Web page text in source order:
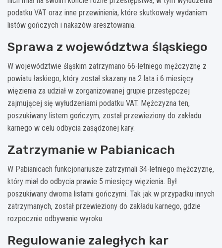
podatku VAT oraz inne przewinienia, które skutkowały wydaniem
listów gończych i nakazów aresztowania.
Sprawa z województwa śląskiego
W województwie śląskim zatrzymano 66-letniego mężczyznę z
powiatu łaskiego, który został skazany na 2 lata i 6 miesięcy
więzienia za udział w zorganizowanej grupie przestępczej
zajmującej się wyłudzeniami podatku VAT. Mężczyzna ten,
poszukiwany listem gończym, został przewieziony do zakładu
karnego w celu odbycia zasądzonej kary.
Zatrzymanie w Pabianicach
W Pabianicach funkcjonariusze zatrzymali 34-letniego mężczyznę,
który miał do odbycia prawie 5 miesięcy więzienia. Był
poszukiwany dwoma listami gończymi. Tak jak w przypadku innych
zatrzymanych, został przewieziony do zakładu karnego, gdzie
rozpocznie odbywanie wyroku.
Regulowanie zaległych kar